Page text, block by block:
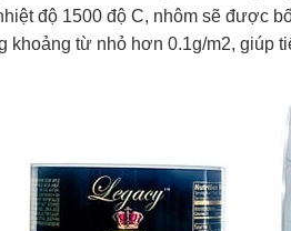
độ 1500 độ C, nhôm sẽ được
khoảng từ nhỏ hơn 0.1g/m2, giúp